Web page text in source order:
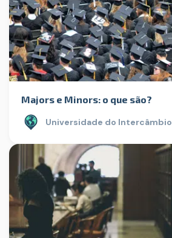
Majors e Minors: o que são?
Universidade do Intercâmbio